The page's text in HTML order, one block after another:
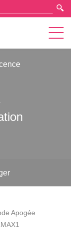
Apogée